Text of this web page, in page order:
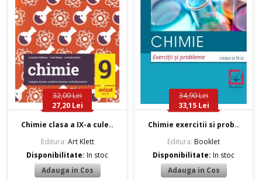
32,00 Lei
27,20 Lei
Chimie clasa a IX-a cule..
Editura: Art Klett
Disponibilitate:In stoc
34,90 Lei
33,15 Lei
Chimie exercitii si prob..
Editura: Booklet
Disponibilitate:In stoc